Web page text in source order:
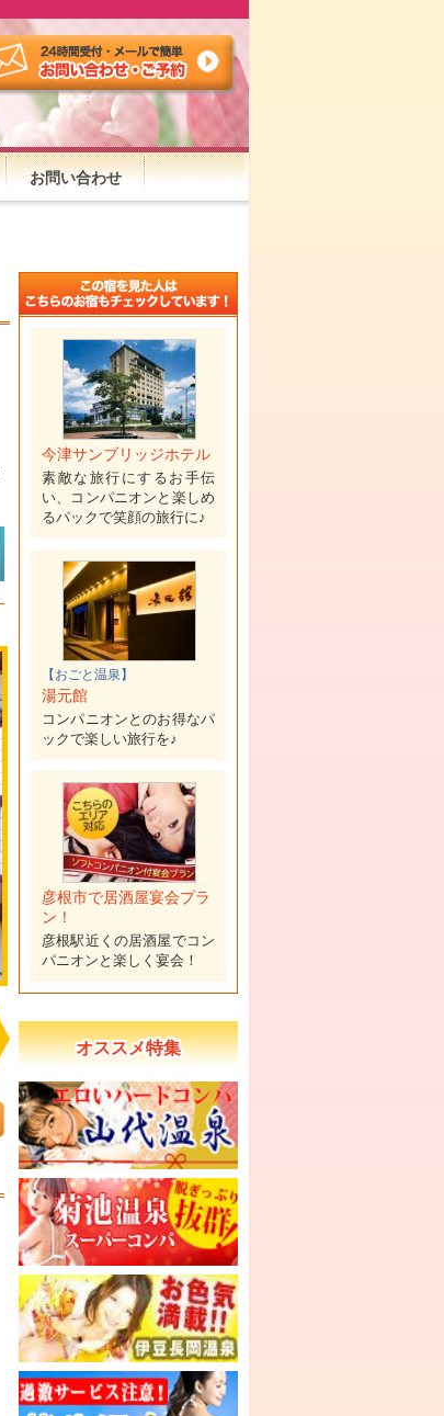
お問い合わせ
Next
今津サンブリッジホテル
素敵な旅行にするお手伝
い、コンパニオンと楽しめ
るパックで笑顔の旅行に♪
【おごと温泉】
湯元館
コンパニオンとのお得なパ
ックで楽しい旅行を♪
彦根市で居酒屋宴会プラ
ン！
彦根駅近くの居酒屋でコン
パニオンと楽しく宴会！
オススメ特集